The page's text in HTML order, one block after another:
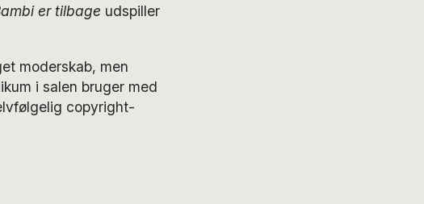
er tilbage udspiller
moderskab, men
i salen bruger med
copyright-